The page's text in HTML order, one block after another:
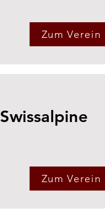
Zum Verein
Swissalpine
Zum Verein